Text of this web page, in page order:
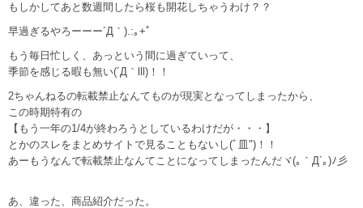
もしかしてあと数週間したら桜も開花しちゃうわけ？？
早過ぎるやろーーー´Д｀).:｡+ﾟ
もう毎日忙しく、あっという間に過ぎていって、
季節を感じる暇も無い(´Д｀lll)！！
2ちゃんねるの転載禁止なんてものが現実となってしまったから、
この時期特有の
【もう一年の1/4が終わろうとしているわけだが・・・】
とかのスレをまとめサイトで見ることもないし(ﾞ皿")！！
あーもうなんで転載禁止なんてことになってしまったんだヾ(｡｀Д´｡)ﾉ彡
あ、違った、商品紹介だった。